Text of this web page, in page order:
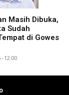
Masih Dibuka,
Sudah
di Gowes
-12:00